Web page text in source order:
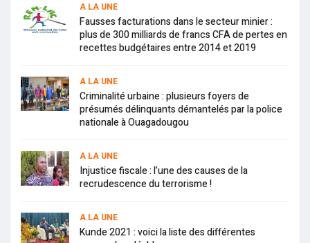
A LA UNE
Fausses facturations dans le secteur minier :
plus de 300 milliards de francs CFA de pertes en
recettes budgétaires entre 2014 et 2019
A LA UNE
Criminalité urbaine : plusieurs foyers de
présumés délinquants démantelés par la police
nationale à Ouagadougou
A LA UNE
Injustice fiscale : l’une des causes de la
recrudescence du terrorisme !
A LA UNE
Kunde 2021 : voici la liste des différentes